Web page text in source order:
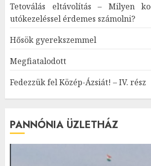
Tetoválás eltávolítás – Milyen
utókezeléssel érdemes számolni?
Hősök gyerekszemmel
Megfiatalodott
Fedezzük fel Közép-Ázsiát! – IV. rész
PANNÓNIA ÜZLETHÁZ